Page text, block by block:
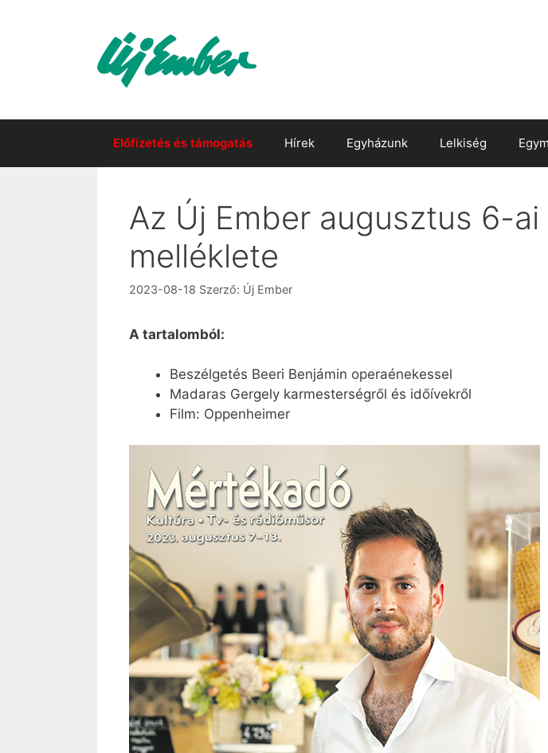
Előfizetés és támogatás Hírek Egyházunk Lelkiség
Az Új Ember augusztus 6-
melléklete
2023-08-18 Szerző: Új Ember
A tartalomból:
Beszélgetés Beeri Benjámin operaénekessel
Madaras Gergely karmesterségről és időívekről
Film: Oppenheimer